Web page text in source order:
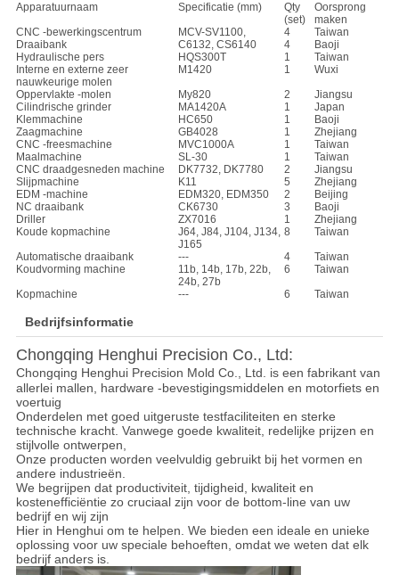
Apparatuurnaam Specificatie (mm)
Qty
(set)
Oorsprong
maken
CNC -bewerkingscentrum
MCV-SV1100, 4
Taiwan
Draaibank
C6132, CS6140 4
Baoji
Hydraulische pers
HQS300T 1
Taiwan
Interne en externe zeer
nauwkeurige molen
M1420 1
Wuxi
Oppervlakte -molen
My820 2
Jiangsu
Cilindrische grinder
MA1420A 1
Japan
Klemmachine
HC650 1
Baoji
Zaagmachine
GB4028 1
Zhejiang
CNC -freesmachine
MVC1000A 1
Taiwan
Maalmachine
SL-30 1
Taiwan
CNC draadgesneden machine
DK7732, DK7780 2
Jiangsu
Slijpmachine
K11 5
Zhejiang
EDM -machine
EDM320, EDM350 2
Beijing
NC draaibank
CK6730 3
Baoji
Driller
ZX7016 1
Zhejiang
Koude kopmachine
J64, J84, J104, J134,
J165
8
Taiwan
Automatische draaibank
--- 4
Taiwan
Koudvorming machine
11b, 14b, 17b, 22b,
24b, 27b
6
Taiwan
Kopmachine
--- 6 Taiwan
Bedrijfsinformatie
Chongqing Henghui Precision Co., Ltd:
Chongqing Henghui Precision Mold Co., Ltd. is een fabrikant van
allerlei mallen, hardware -bevestigingsmiddelen en motorfiets en
voertuig
Onderdelen met goed uitgeruste testfaciliteiten en sterke
technische kracht. Vanwege goede kwaliteit, redelijke prijzen en
stijlvolle ontwerpen,
Onze producten worden veelvuldig gebruikt bij het vormen en
andere industrieën.
We begrijpen dat productiviteit, tijdigheid, kwaliteit en
kostenefficiëntie zo cruciaal zijn voor de bottom-line van uw
bedrijf en wij zijn
Hier in Henghui om te helpen. We bieden een ideale en unieke
oplossing voor uw speciale behoeften, omdat we weten dat elk
bedrijf anders is.